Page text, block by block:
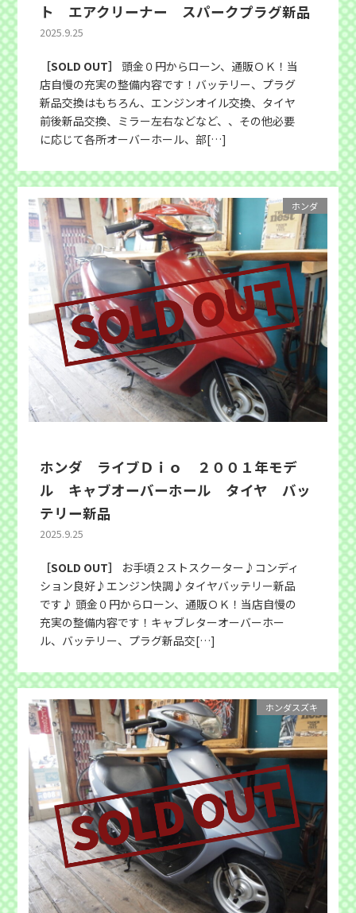
ト エアクリーナー スパークプラグ新品
2025.9.25
［SOLD OUT］
頭金０円からローン、通販ＯＫ！当
店自慢の充実の整備内容です！バッテリー、プラグ
新品交換はもちろん、エンジンオイル交換、タイヤ
前後新品交換、ミラー左右などなど、、その他必要
に応じて各所オーバーホール、部[…]
ホンダ
ホンダ ライブＤｉｏ ２００１年モデ
ル キャブオーバーホール タイヤ バッ
テリー新品
2025.9.25
［SOLD OUT］
お手頃２ストスクーター♪コンディ
ション良好♪エンジン快調♪タイヤバッテリー新品
です♪ 頭金０円からローン、通販ＯＫ！当店自慢の
充実の整備内容です！キャブレターオーバーホー
ル、バッテリー、プラグ新品交[…]
ホンダスズキ